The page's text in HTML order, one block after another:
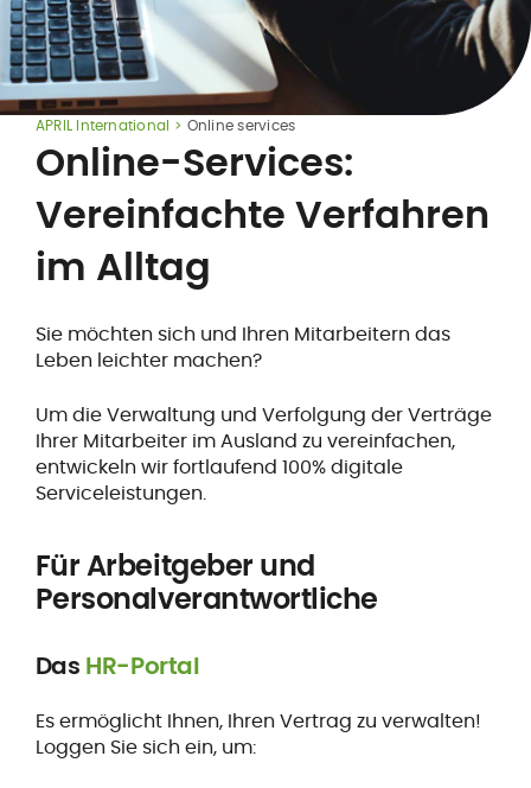
APRIL International Online services
Online-Services:
Vereinfachte Verfahren
im Alltag
Sie möchten sich und Ihren Mitarbeitern das
Leben leichter machen?
Um die Verwaltung und Verfolgung der Verträge
Ihrer Mitarbeiter im Ausland zu vereinfachen,
entwickeln wir fortlaufend 100% digitale
Serviceleistungen.
Für Arbeitgeber und
Personalverantwortliche
Das HR-Portal
Es ermöglicht Ihnen, Ihren Vertrag zu verwalten!
Loggen Sie sich ein, um: